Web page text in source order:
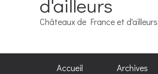
Châteaux de France et d'ailleurs
Accueil Archives